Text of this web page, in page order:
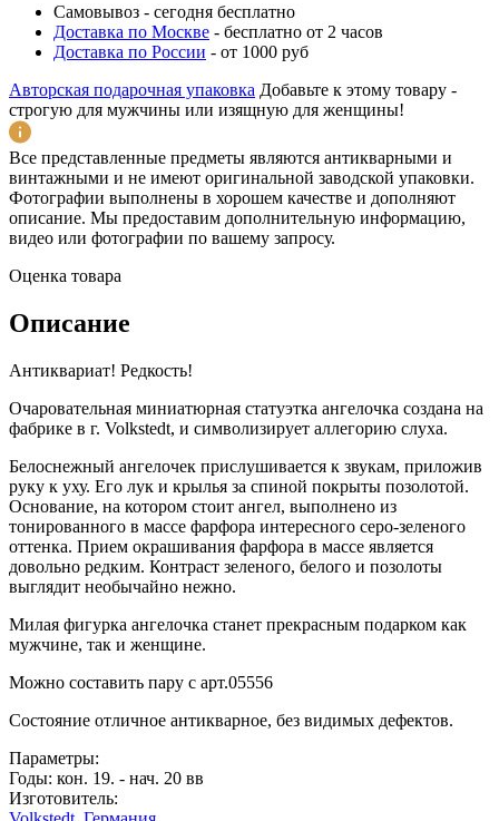
Самовывоз - сегодня бесплатно
Доставка по Москве - бесплатно от 2 часов
Доставка по России - от 1000 руб
Авторская подарочная упаковка Добавьте к этому товару -
строгую для мужчины или изящную для женщины!
Все представленные предметы являются антикварными и
винтажными и не имеют оригинальной заводской упаковки.
Фотографии выполнены в хорошем качестве и дополняют
описание. Мы предоставим дополнительную информацию,
видео или фотографии по вашему запросу.
Оценка товара
Описание
Антиквариат! Редкость!
Очаровательная миниатюрная статуэтка ангелочка создана на
фабрике в г. Volkstedt, и символизирует аллегорию слуха.
Белоснежный ангелочек прислушивается к звукам, приложив
руку к уху. Его лук и крылья за спиной покрыты позолотой.
Основание, на котором стоит ангел, выполнено из
тонированного в массе фарфора интересного серо-зеленого
оттенка. Прием окрашивания фарфора в массе является
довольно редким. Контраст зеленого, белого и позолоты
выглядит необычайно нежно.
Милая фигурка ангелочка станет прекрасным подарком как
мужчине, так и женщине.
Можно составить пару с арт.05556
Состояние отличное антикварное, без видимых дефектов.
Параметры:
Годы: кон. 19. - нач. 20 вв
Изготовитель: